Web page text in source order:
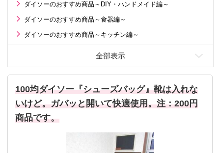
ダイソーのおすすめ商品～DIY・ハンドメイド編～
ダイソーのおすすめ商品～食器編～
ダイソーのおすすめ商品～キッチン編～
100均ダイソー『シューズバッグ』靴は入れな
いけど。ガバッと開いて快適使用。注：200円
商品です。